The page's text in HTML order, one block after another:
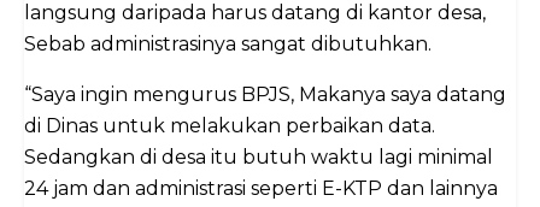
langsung daripada harus datang di kantor desa,
Sebab administrasinya sangat dibutuhkan.
“Saya ingin mengurus BPJS, Makanya saya datang
di Dinas untuk melakukan perbaikan data.
Sedangkan di desa itu butuh waktu lagi minimal
24 jam dan administrasi seperti E-KTP dan lainnya